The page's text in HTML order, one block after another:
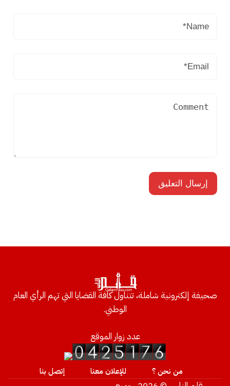
صحيفة إلكترونية شاملة، تتناول كافة القضايا التي تهم الرأي العام
الوطني.
عدد زوار الموقع
من نحن ؟ للإعلان معنا إتصل بنا